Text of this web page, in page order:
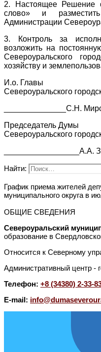
2. Настоящее Решение
слово» и
Администрации
3. Контроль за
возложить на
Североуральского
хозяйству и
И.о. Главы
Североуральского
______________С.Н.
Председатель Думы
Североуральского
_________________А.А.
Найти:
График приема жителей
муниципального округа в
ОБЩИЕ СВЕДЕНИЯ
Североуральский
образование в
Относится к Северному
Административный центр -
Телефон: +8 (34380) 2-33-
E-mail: